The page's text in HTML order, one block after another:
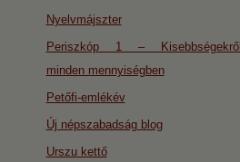
Nyelvmájszter
Periszkóp 1 – Kisebbségekről
minden mennyiségben
Petőfi-emlékév
Új népszabadság blog
Urszu kettő